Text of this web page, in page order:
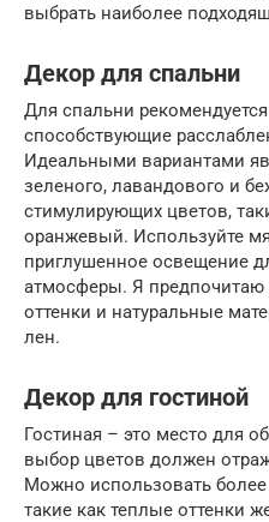
выбрать наиболее
Декор для спальни
Для спальни
способствующие
Идеальными вариантами
зеленого, лавандового и
стимулирующих цветов,
оранжевый. Используйте
приглушенное освещение
атмосферы. Я предпочитаю
оттенки и натуральные
лен.
Декор для гостиной
Гостиная – это место для
выбор цветов должен
Можно использовать
такие как теплые оттенки